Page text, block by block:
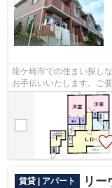
龍ケ崎市での住まい探し
お手伝いいたします。ご
ryuugasaki@apa-to.co.jp
賃貸 | アパート リー